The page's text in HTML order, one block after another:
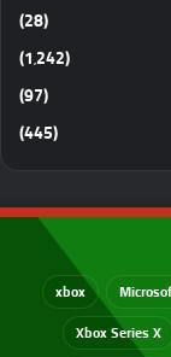
(28)
(1٬242)
(97)
(445)
xbox
Xbox Series X